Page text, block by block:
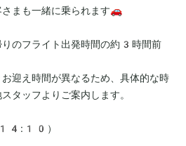
まも一緒に乗られます🚗
りのフライト出発時間の約3時間前
迎え時間が異なるため、具体的な時
タッフよりご案内します。
14:10）